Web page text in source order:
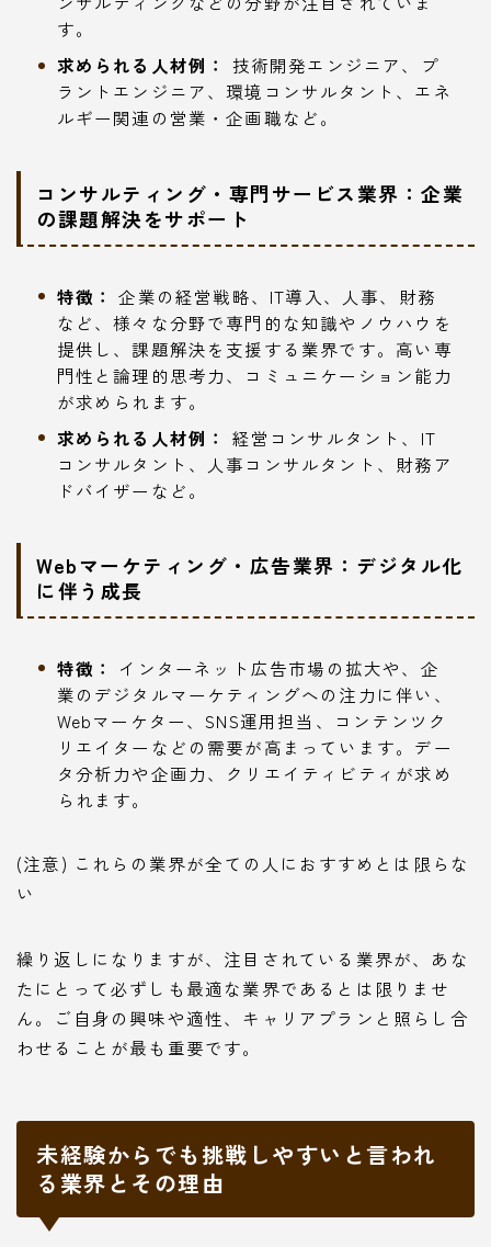
す。
求められる人材例：
技術開発エンジニア、プ
ラントエンジニア、環境コンサルタント、エネ
ルギー関連の営業・企画職など。
コンサルティング・専門サービス業界：企業
の課題解決をサポート
特徴： 企業の経営戦略、IT導入、人事、財務
など、様々な分野で専門的な知識やノウハウを
提供し、課題解決を支援する業界です。高い専
門性と論理的思考力、コミュニケーション能力
が求められます。
求められる人材例：
経営コンサルタント、IT
コンサルタント、人事コンサルタント、財務ア
ドバイザーなど。
Webマーケティング・広告業界：デジタル化
に伴う成長
特徴：
インターネット広告市場の拡大や、企
業のデジタルマーケティングへの注力に伴い、
Webマーケター、SNS運用担当、コンテンツク
リエイターなどの需要が高まっています。デー
タ分析力や企画力、クリエイティビティが求め
られます。
(注意) これらの業界が全ての人におすすめとは限らな
い
繰り返しになりますが、注目されている業界が、あな
たにとって必ずしも最適な業界であるとは限りませ
ん。ご自身の興味や適性、キャリアプランと照らし合
わせることが最も重要です。
未経験からでも挑戦しやすいと言われ
る業界とその理由